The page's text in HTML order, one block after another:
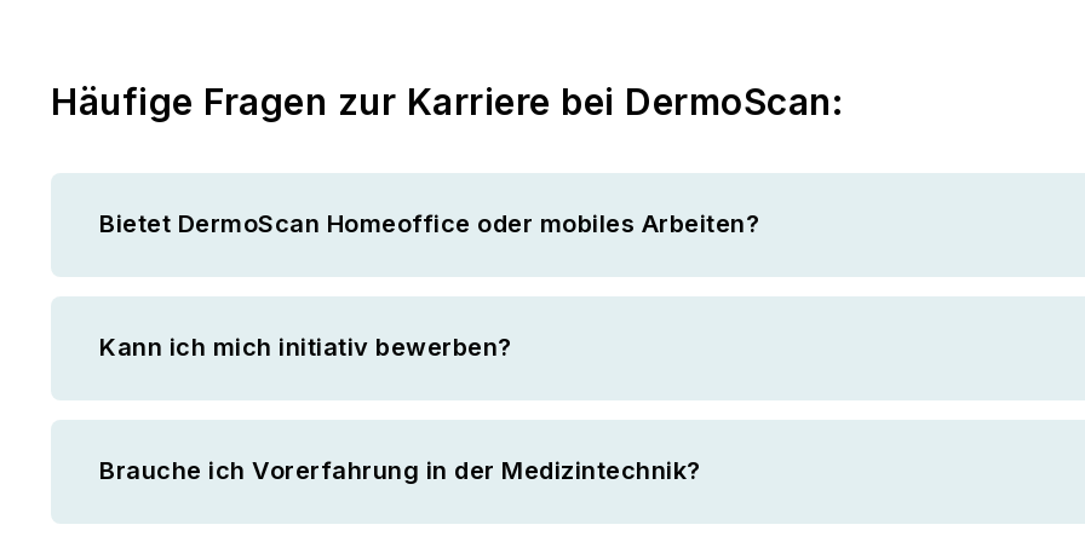
Häufige Fragen zur Karriere bei DermoScan:
Bietet DermoScan Homeoffice oder mobiles Arbeiten?
Kann ich mich initiativ bewerben?
Brauche ich Vorerfahrung in der Medizintechnik?